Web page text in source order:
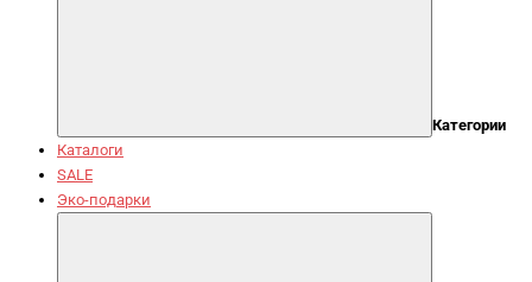
Категории
Каталоги
SALE
Эко-подарки